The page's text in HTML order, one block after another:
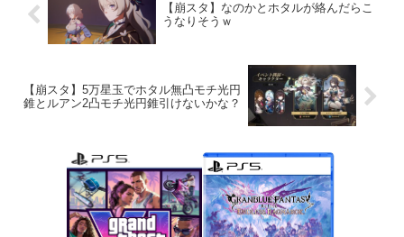
【崩スタ】なのかとホタルが絡んだらこ
うなりそうｗ
【崩スタ】5万星玉でホタル無凸モチ光円
錐とルアン2凸モチ光円錐引けないかな？